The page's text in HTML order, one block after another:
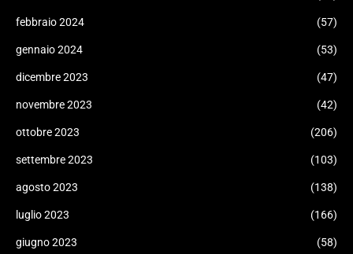
febbraio 2024 (57)
gennaio 2024 (53)
dicembre 2023 (47)
novembre 2023 (42)
ottobre 2023 (206)
settembre 2023 (103)
agosto 2023 (138)
luglio 2023 (166)
giugno 2023 (58)